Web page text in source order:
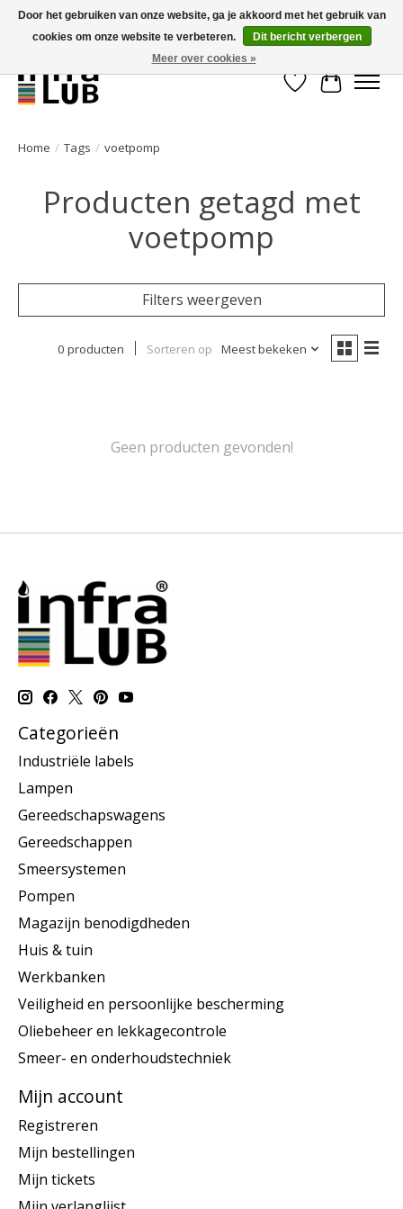
Minder stilstand, meer rendement!
Verlanglijst
Home / Tags / voetpomp
Producten getagd met
voetpomp
Filters weergeven
0 producten Sorteren op Meest bekeken
Geen producten gevonden!
Categorieën
Industriële labels
Lampen
Gereedschapswagens
Gereedschappen
Smeersystemen
Pompen
Magazijn benodigdheden
Huis & tuin
Werkbanken
Veiligheid en persoonlijke bescherming
Oliebeheer en lekkagecontrole
Smeer- en onderhoudstechniek
Mijn account
Registreren
Mijn bestellingen
Mijn tickets
Door het gebruiken van onze website, ga je akkoord met het gebruik van
cookies om onze website te verbeteren.
Dit bericht verbergen
Meer over cookies »